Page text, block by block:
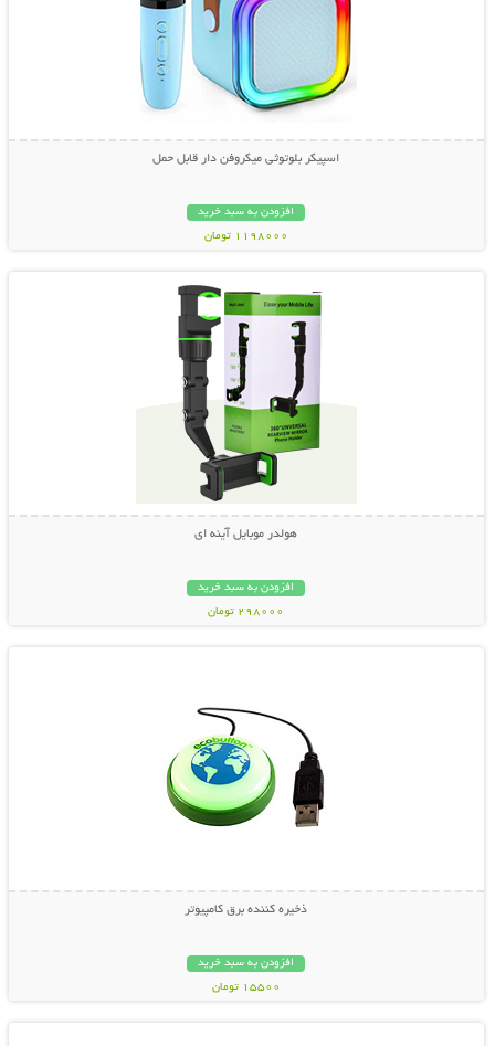
اسپیکر بلوتوثی میکروفن دار قابل حمل
افزودن به سبد خرید
1198000 تومان
نمایش توضیحات بیشتر
هولدر موبایل آینه ای
افزودن به سبد خرید
298000 تومان
نمایش توضیحات بیشتر
ذخیره کننده برق کامپیوتر
افزودن به سبد خرید
15500 تومان
نمایش توضیحات بیشتر